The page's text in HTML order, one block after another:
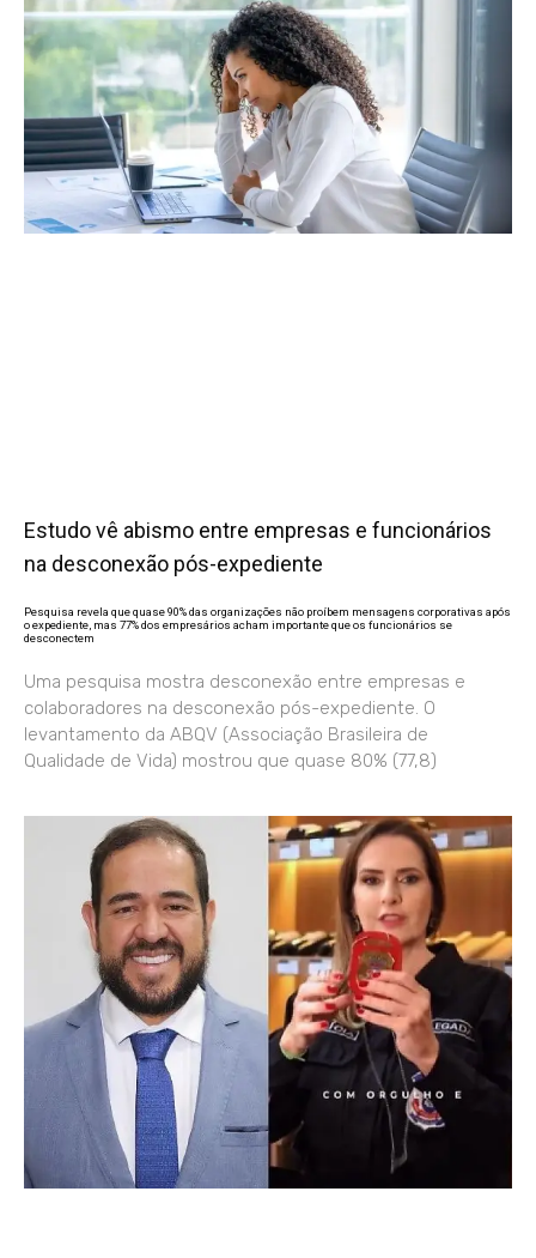
Estudo vê abismo entre empresas e funcionários
na desconexão pós-expediente
Pesquisa revela que quase 90% das organizações não proíbem mensagens corporativas após
o expediente, mas 77% dos empresários acham importante que os funcionários se
desconectem
Uma pesquisa mostra desconexão entre empresas e
colaboradores na desconexão pós-expediente. O
levantamento da ABQV (Associação Brasileira de
Qualidade de Vida) mostrou que quase 80% (77,8)